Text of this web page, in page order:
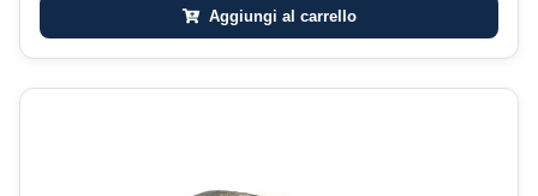
Aggiungi al carrello